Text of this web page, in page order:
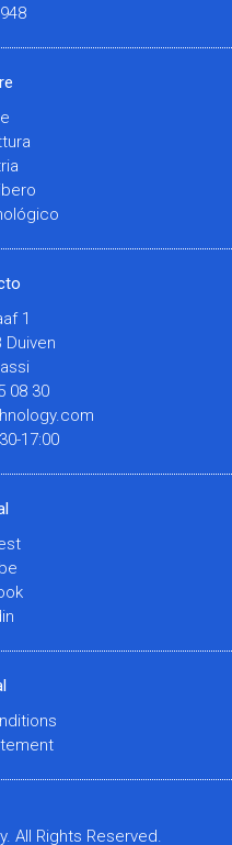
1
Duiven
08 30
17:00
All Rights Reserved.